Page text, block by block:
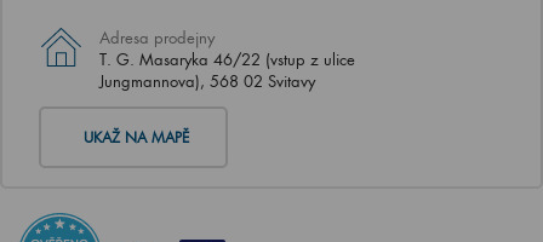
Adresa prodejny
T. G. Masaryka 46/22 (vstup z ulice
Jungmannova), 568 02 Svitavy
UKAŽ NA MAPĚ